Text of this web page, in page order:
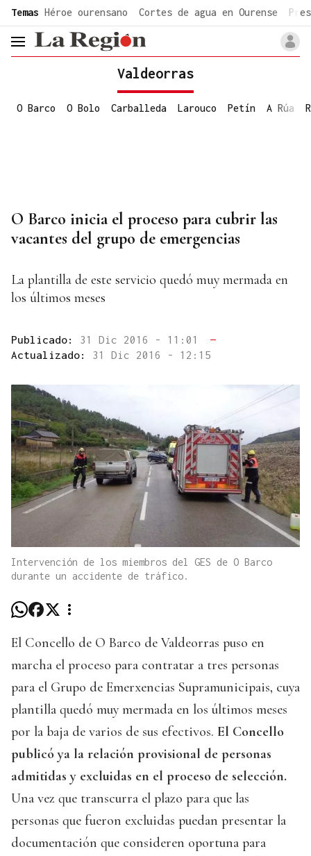
common.go-to-content
Temas Héroe ourensano Cortes de agua en Ourense
header.menu.open
Valdeorras
O Barco O Bolo Carballeda Larouco Petín A Rúa
O Barco inicia el proceso para cubrir las
vacantes del grupo de emergencias
La plantilla de este servicio quedó muy mermada en
los últimos meses
Publicado: 31 Dic 2016 - 11:01
—
Actualizado: 31 Dic 2016 - 12:15
Intervención de los miembros del GES de O Barco
durante un accidente de tráfico.
El Concello de O Barco de Valdeorras puso en
marcha el proceso para contratar a tres personas
para el Grupo de Emerxencias Supramunicipais, cuya
plantilla quedó muy mermada en los últimos meses
por la baja de varios de sus efectivos. El Concello
publicó ya la relación provisional de personas
admitidas y excluidas en el proceso de selección.
Una vez que transcurra el plazo para que las
personas que fueron excluidas puedan presentar la
documentación que consideren oportuna para